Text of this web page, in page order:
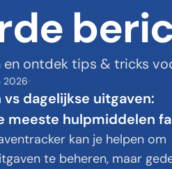
ontdek tips & tricks
2026
vs dagelijkse uitgaven:
meeste hulpmiddelen
kan je helpen om
te beheren, maar